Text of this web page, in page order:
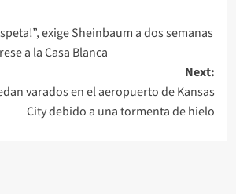
exige Sheinbaum a dos semanas
a la Casa Blanca
Next:
varados en el aeropuerto de Kansas
City debido a una tormenta de hielo